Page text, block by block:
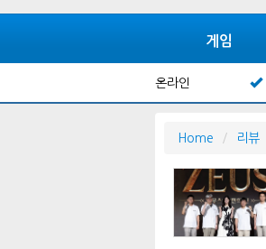
게임
온라인
Home 리뷰